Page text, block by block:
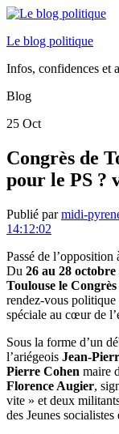
Le blog politique
Infos, confidences et
Blog
25 Oct
Congrès de
pour le PS ?
Publié parmidi-
14:12:02
Passé de
Du 26 au 28
Toulouse le
rendez-vous politique
spéciale au cœur de
Sous la forme d’un
l’ariégeois Jean-
Pierre Cohen maire
Florence Augier,
vite » et deux
des Jeunes socialistes